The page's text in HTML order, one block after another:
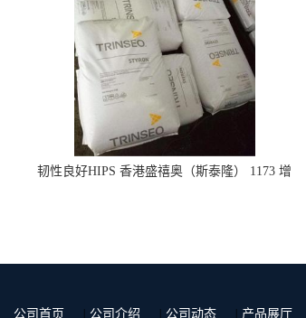
韧性良好HIPS 香港盛禧奥（斯泰隆） 1173 增
公司首页 公司介绍 公司动态 产品展厅